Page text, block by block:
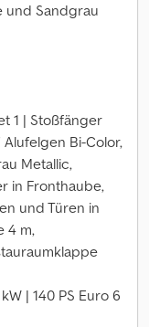
und Sandgrau
1 | Stoßfänger
Bi-Color,
Metallic,
in Fronthaube,
und Türen in
4 m,
| 140 PS Euro 6